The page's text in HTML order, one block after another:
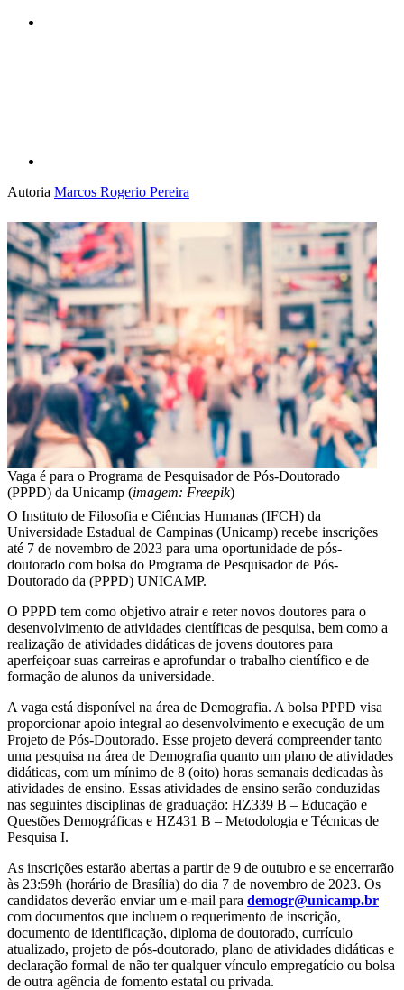
Autoria Marcos Rogerio Pereira
Vaga é para o Programa de Pesquisador de Pós-Doutorado
(PPPD) da Unicamp (imagem: Freepik)
O Instituto de Filosofia e Ciências Humanas (IFCH) da
Universidade Estadual de Campinas (Unicamp) recebe inscrições
até 7 de novembro de 2023 para uma oportunidade de pós-
doutorado com bolsa do Programa de Pesquisador de Pós-
Doutorado da (PPPD) UNICAMP.
O PPPD tem como objetivo atrair e reter novos doutores para o
desenvolvimento de atividades científicas de pesquisa, bem como a
realização de atividades didáticas de jovens doutores para
aperfeiçoar suas carreiras e aprofundar o trabalho científico e de
formação de alunos da universidade.
A vaga está disponível na área de Demografia. A bolsa PPPD visa
proporcionar apoio integral ao desenvolvimento e execução de um
Projeto de Pós-Doutorado. Esse projeto deverá compreender tanto
uma pesquisa na área de Demografia quanto um plano de atividades
didáticas, com um mínimo de 8 (oito) horas semanais dedicadas às
atividades de ensino. Essas atividades de ensino serão conduzidas
nas seguintes disciplinas de graduação: HZ339 B – Educação e
Questões Demográficas e HZ431 B – Metodologia e Técnicas de
Pesquisa I.
As inscrições estarão abertas a partir de 9 de outubro e se encerrarão
às 23:59h (horário de Brasília) do dia 7 de novembro de 2023. Os
candidatos deverão enviar um e-mail para demogr@unicamp.br
com documentos que incluem o requerimento de inscrição,
documento de identificação, diploma de doutorado, currículo
atualizado, projeto de pós-doutorado, plano de atividades didáticas e
declaração formal de não ter qualquer vínculo empregatício ou bolsa
de outra agência de fomento estatal ou privada.